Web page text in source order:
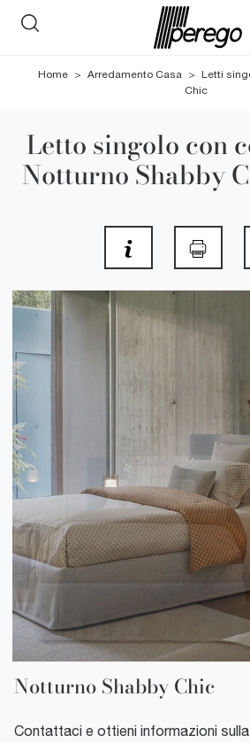
Home > Arredamento Casa > Letti
Chic
Letto singolo con
Notturno Shabby
Notturno Shabby Chic
Contattaci e ottieni informazioni